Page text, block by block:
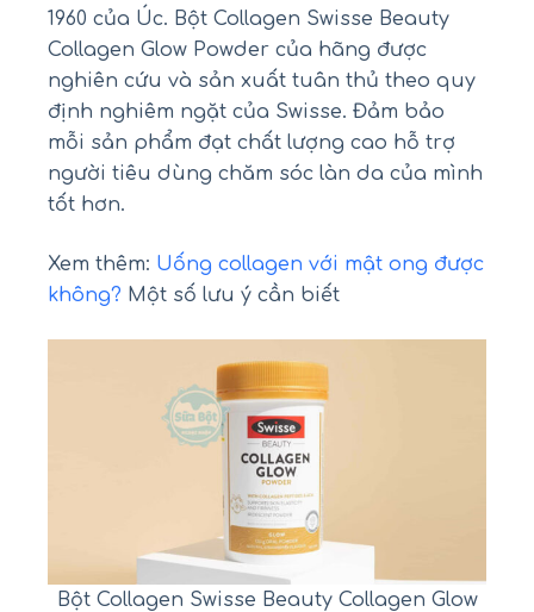
1960 của Úc. Bột Collagen Swisse Beauty
Collagen Glow Powder của hãng được
nghiên cứu và sản xuất tuân thủ theo quy
định nghiêm ngặt của Swisse. Đảm bảo
mỗi sản phẩm đạt chất lượng cao hỗ trợ
người tiêu dùng chăm sóc làn da của mình
tốt hơn.
Xem thêm: Uống collagen với mật ong được
không? Một số lưu ý cần biết
Bột Collagen Swisse Beauty Collagen Glow